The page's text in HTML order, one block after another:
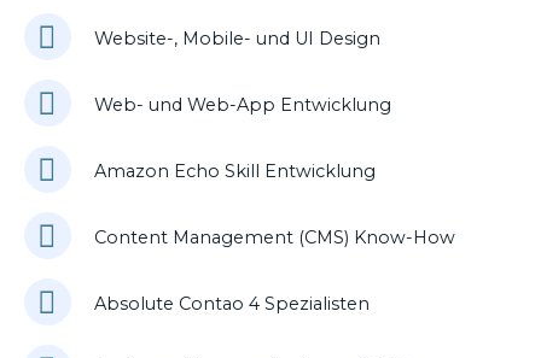
Website-, Mobile- und UI Design
Web- und Web-App Entwicklung
Amazon Echo Skill Entwicklung
Content Management (CMS) Know-How
Absolute Contao 4 Spezialisten